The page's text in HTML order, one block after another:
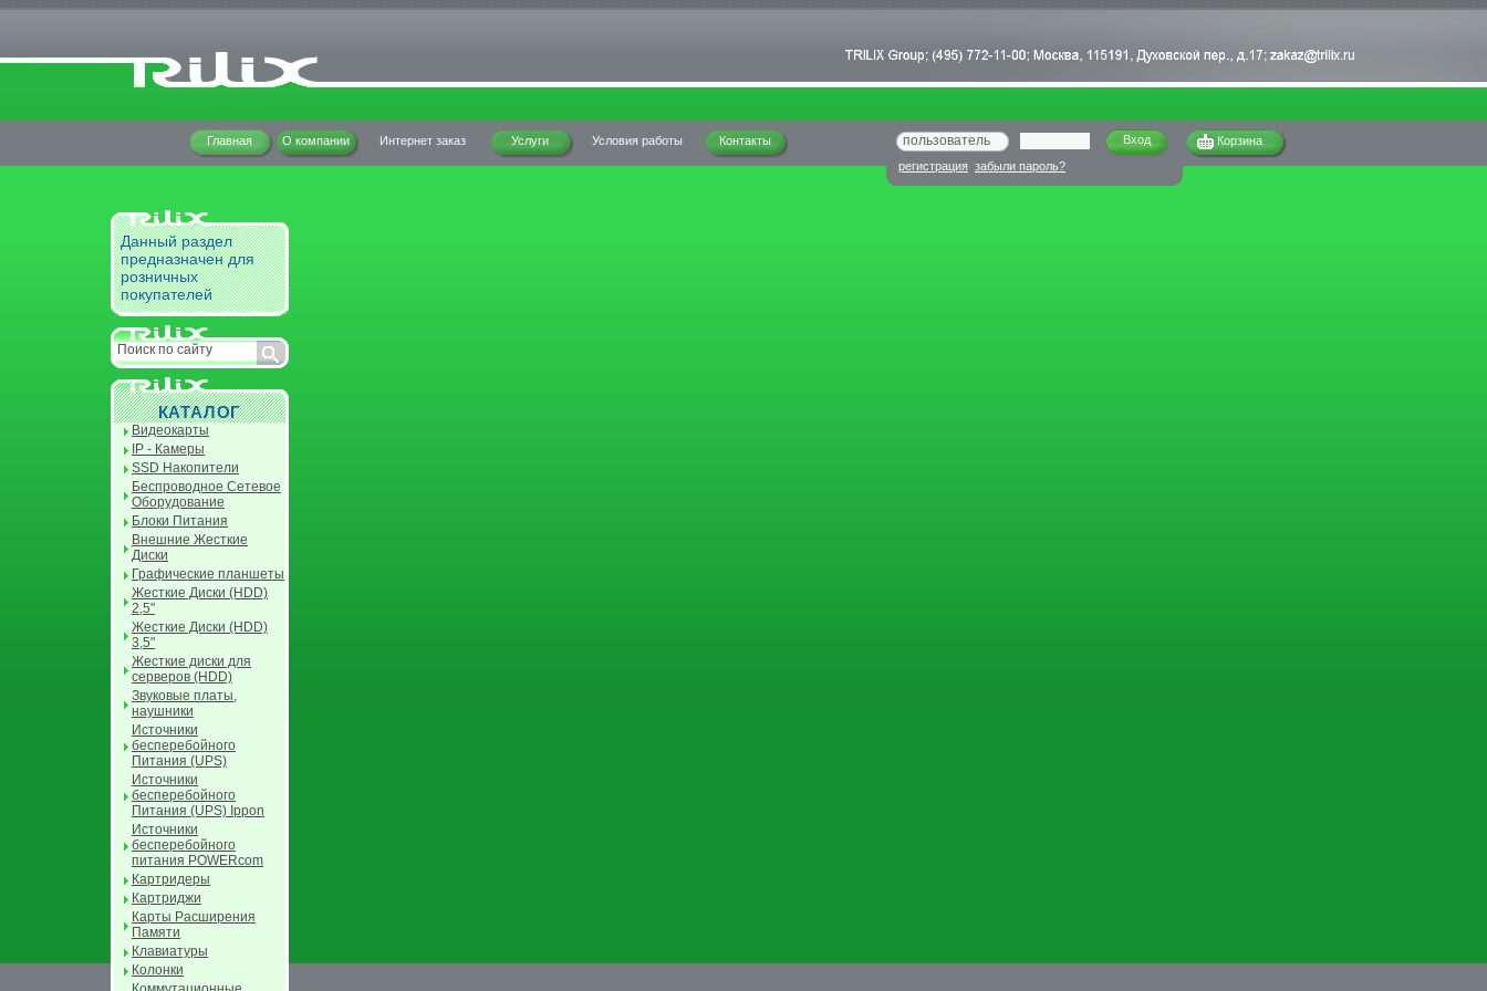
Корзина
регистрация забыли пароль?
Главная О компании Интернет заказ Услуги Условия работы Контакты
Данный раздел
предназначен для
розничных
покупателей
КАТАЛОГ
Видеокарты
IP - Камеры
SSD Накопители
Беспроводное Сетевое
Оборудование
Блоки Питания
Внешние Жесткие
Диски
Графические планшеты
Жесткие Диски (HDD)
2,5"
Жесткие Диски (HDD)
3,5"
Жесткие диски для
серверов (HDD)
Звуковые платы,
наушники
Источники
бесперебойного
Питания (UPS)
Источники
бесперебойного
Питания (UPS) Ippon
Источники
бесперебойного
питания POWERcom
Картридеры
Картриджи
Карты Расширения
Памяти
Клавиатуры
Колонки